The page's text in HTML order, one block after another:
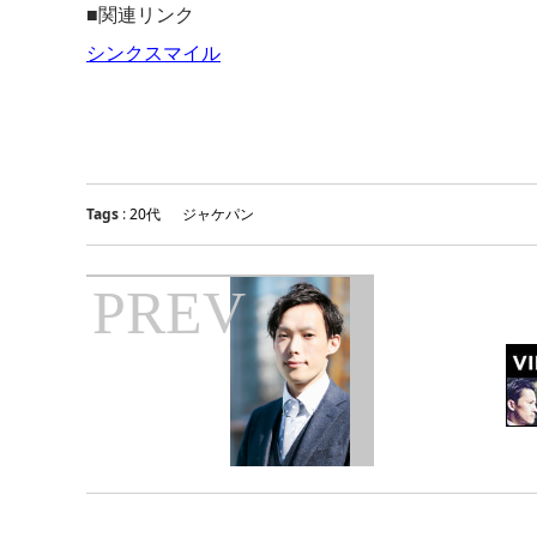
■関連リンク
シンクスマイル
Tags :20代 ジャケパン
PREV